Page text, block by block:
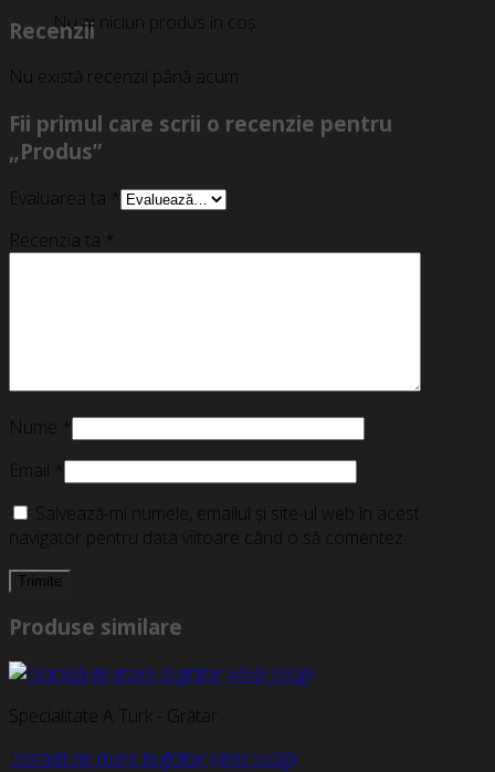
Nu ai niciun produs în coș.
Recenzii
Nu există recenzii până acum.
Fii primul care scrii o recenzie pentru
„Produs”
Evaluarea ta *
Recenzia ta *
Nume *
Email *
Salvează-mi numele, emailul și site-ul web în acest
navigator pentru data viitoare când o să comentez.
Produse similare
Specialitate A Turk - Grătar
Doradă de mare la grătar (450-550g)